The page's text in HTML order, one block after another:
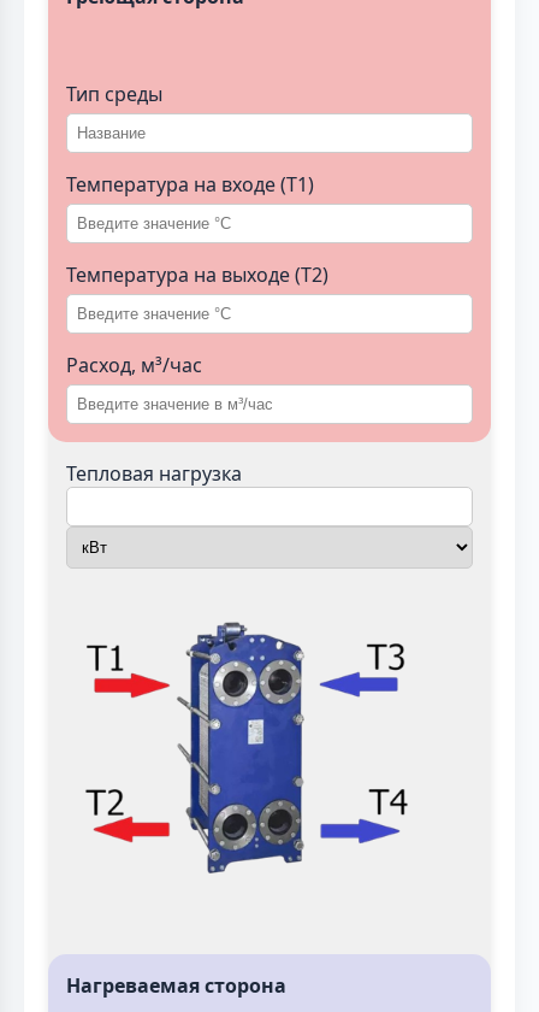
Тип среды
Температура на входе (T1)
Температура на выходе (T2)
Расход, м³/час
Тепловая нагрузка
Нагреваемая сторона